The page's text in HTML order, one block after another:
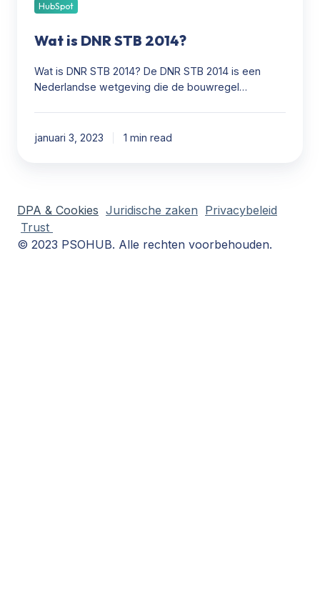
HubSpot
Wat is DNR STB 2014?
Wat is DNR STB 2014? De DNR STB 2014 is een
Nederlandse wetgeving die de bouwregel…
januari 3, 2023 1 min read
DPA & Cookies Juridische zaken Privacybeleid
Trust
© 2023 PSOHUB. Alle rechten voorbehouden.